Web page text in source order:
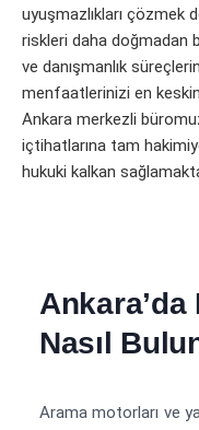
uyuşmazlıkları çözmek
riskleri daha doğmadan
ve danışmanlık
menfaatlerinizi en
Ankara merkezli
içtihatlarına tam
hukuki kalkan
Nasıl
Arama motorları ve